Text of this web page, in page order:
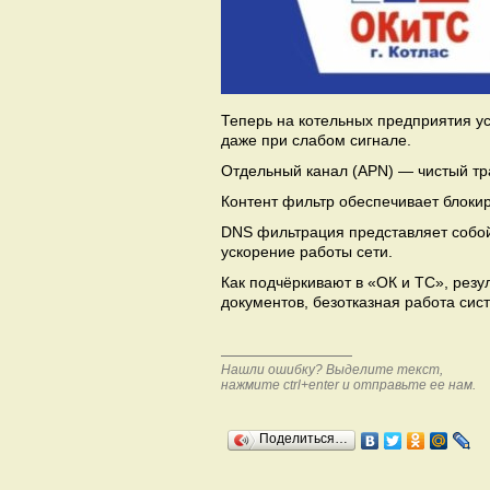
Теперь на котельных предприятия
даже при слабом сигнале.
Отдельный канал (APN) — чистый
Контент фильтр обеспечивает
DNS фильтрация представляет
ускорение работы сети.
Как подчёркивают в «ОК и ТС»,
документов, безотказная работа
Нашли ошибку? Выделите текст,
нажмите ctrl+enter и отправьте ее нам.
Поделиться…